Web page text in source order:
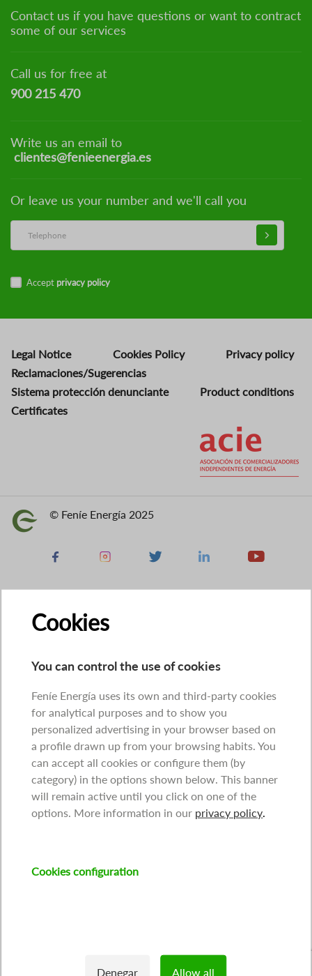
Contact us if you have questions or want to contract
some of our services
Call us for free at
900 215 470
Write us an email to
clientes@fenieenergia.es
Or leave us your number and we'll call you
Accept privacy policy
Legal Notice Cookies Policy
Privacy policy
Reclamaciones/Sugerencias
Sistema protección denunciante
Product conditions
Certificates
Image © Feníe Energía 2025
Facebook Instagram X Linkedin Youtube
Cookies
You can control the use of cookies
Feníe Energía uses its own and third-party cookies
for analytical purposes and to show you
personalized advertising in your browser based on
a profile drawn up from your browsing habits. You
can accept all cookies or configure them (by
category) in the options shown below. This banner
will remain active until you click on one of the
options. More information in our privacy policy.
Cookies configuration
Denegar Allow all